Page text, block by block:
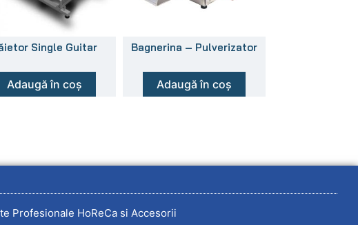
Single Guitar
Adaugă în coș
Bagnerina – Pulverizator
Adaugă în coș
Profesionale HoReCa si Accesorii